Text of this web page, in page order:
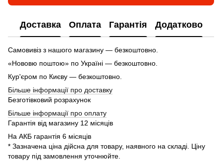
Доставка Оплата Гарантія Додатково
Самовивіз з нашого магазину — безкоштовно.
«Нововю поштою» по Україні — безкоштовно.
Кур'єром по Києву — безкоштовно.
Більше інформації про доставку
Безготівковий розрахунок
Більше інформації про оплату
Гарантія від магазину 12 місяців
На АКБ гарантія 6 місяців
* Зазначена ціна дійсна для товару, наявного на складі. Ціну
товару під замовлення уточнюйте.